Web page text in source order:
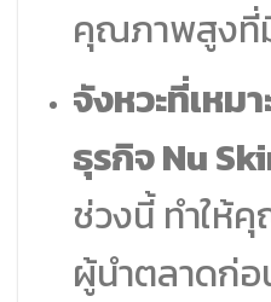
คุณภาพสูงที่
จังหวะที่เหม
ธุรกิจ Nu
ช่วงนี้ ทำให้
ผู้นำตลาดก่อ